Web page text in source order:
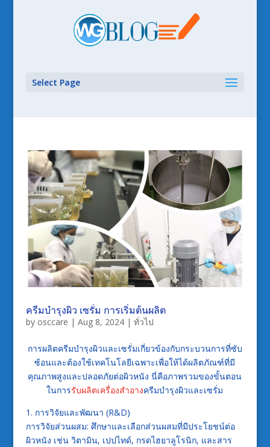
Select Page
ครีมบำรุงผิว เซรั่ม การเริ่มต้นผลิต
by osccare | Aug 8, 2024| ทั่วไป
การผลิตครีมบำรุงผิวและเซรั่มเกี่ยวข้องกับกระบวนการที่ซับ
ซ้อนและต้องใช้เทคโนโลยีเฉพาะเพื่อให้ได้ผลิตภัณฑ์ที่มี
คุณภาพสูงและปลอดภัยต่อผิวหนัง นี่คือภาพรวมของขั้นตอน
ในการรับผลิตเครื่องสำอางครีมบำรุงผิวและเซรั่ม
1. การวิจัยและพัฒนา (R&D)
การวิจัยส่วนผสม: ศึกษาและเลือกส่วนผสมที่มีประโยชน์ต่อ
ผิวหนัง เช่น วิตามิน, เปปไทด์, กรดไฮยาลูโรนิก, และสาร